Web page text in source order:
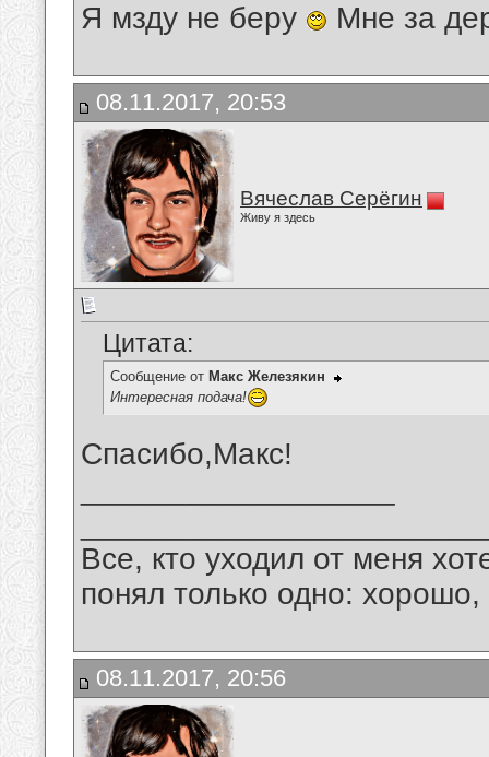
Я мзду не беру Мне за
08.11.2017, 20:53
Вячеслав Серёгин
Живу я здесь
Цитата:
Сообщение от Макс Железякин
Интересная подача!
Спасибо,Макс!
Все, кто уходил от меня
понял только одно:
08.11.2017, 20:56